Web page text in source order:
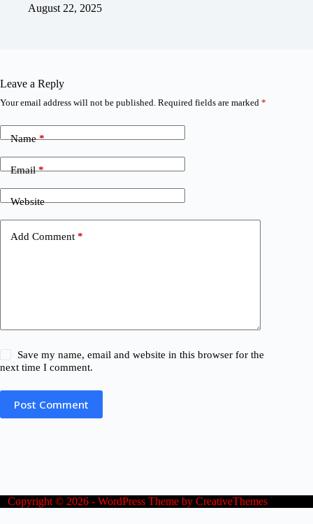
August 22, 2025
Leave a Reply
Your email address will not be published. Required fields are marked *
Name*
Email*
Website
Add Comment *
Save my name, email and website in this browser for the
next time I comment.
Post Comment
Copyright © 2026 - WordPress Theme byCreativeThemes